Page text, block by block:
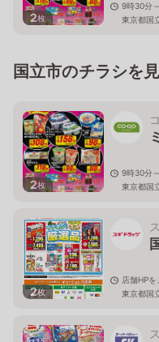
2枚
9時30分
東京都国
国立市のチラシを
2枚
9時30分
東京都国
2枚
店舗HP
東京都国